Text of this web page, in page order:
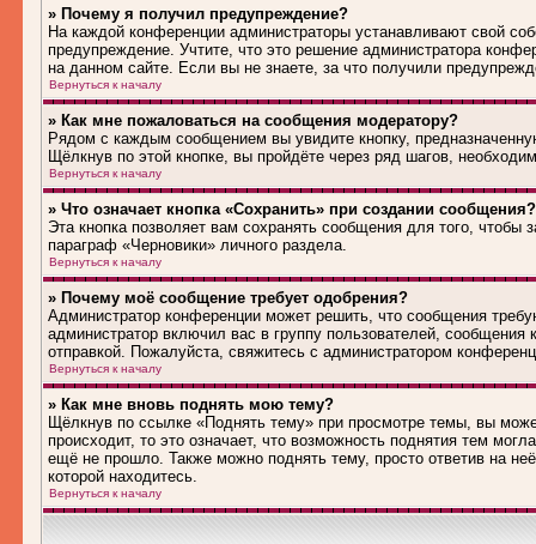
» Почему я получил предупреждение?
На каждой конференции администраторы устанавливают свой
предупреждение. Учтите, что это решение администратора
на данном сайте. Если вы не знаете, за что получили
Вернуться к началу
» Как мне пожаловаться на сообщения модератору?
Рядом с каждым сообщением вы увидите кнопку,
Щёлкнув по этой кнопке, вы пройдёте через ряд шагов,
Вернуться к началу
» Что означает кнопка «Сохранить» при создании сообщения?
Эта кнопка позволяет вам сохранять сообщения для того, чтобы
параграф «Черновики» личного раздела.
Вернуться к началу
» Почему моё сообщение требует одобрения?
Администратор конференции может решить, что сообщения
администратор включил вас в группу пользователей,
отправкой. Пожалуйста, свяжитесь с администратором
Вернуться к началу
» Как мне вновь поднять мою тему?
Щёлкнув по ссылке «Поднять тему» при просмотре темы, вы
происходит, то это означает, что возможность поднятия тем
ещё не прошло. Также можно поднять тему, просто ответив на
которой находитесь.
Вернуться к началу